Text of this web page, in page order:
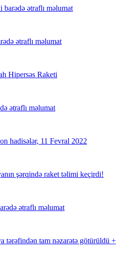
barədə ətraflı məlumat
ətraflı məlumat
Hipersəs Raketi
ətraflı məlumat
hadisələr, 11 Fevral 2022
şərqində raket təlimi keçirdi!
ətraflı məlumat
tərəfindən tam nəzarətə götürüldü +